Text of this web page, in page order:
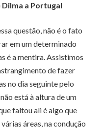
a Portugal
questão, não é o fato
em um determinado
é a mentira. Assistimos
de fazer
no dia seguinte pelo
está à altura de um
faltou ali é algo que
áreas, na condução